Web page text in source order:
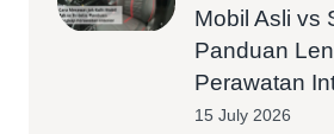
Mobil Asli vs
Panduan
Perawatan
15 July 2026